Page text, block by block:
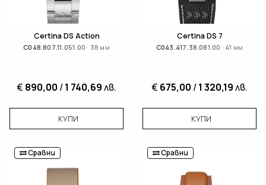
Certina DS Action
C048.807.11.051.00 · 38 мм
€ 890,00 /1 740,69лв.
КУПИ
Certina DS 7
C043.417.38.081.00 · 41 мм
€ 675,00 /1 320,19лв.
КУПИ
Сравни Сравни